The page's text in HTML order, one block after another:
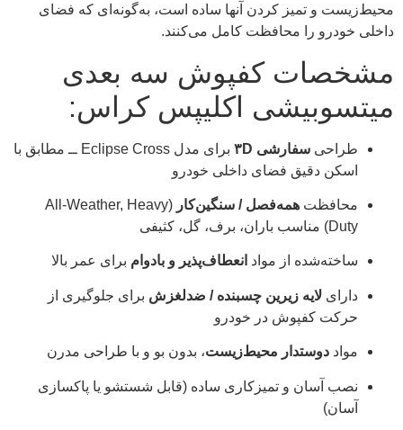
محیط‌زیست و تمیز کردن آنها ساده است، به‌گونه‌ای که فضای
داخلی خودرو را محافظت کامل می‌کنند.
مشخصات کفپوش سه بعدی
میتسوبیشی اکلیپس کراس:
طراحی سفارشی ۳D
برای مدل Eclipse Cross ــ مطابق با
اسکن دقیق فضای داخلی خودرو
محافظت همه‌فصل / سنگین‌کار
(All-Weather, Heavy
Duty) مناسب باران، برف، گل، کثیفی
ساخته‌شده از مواد انعطاف‌پذیر و بادوام برای عمر بالا
دارای لایه زیرین چسبنده / ضدلغزش برای جلوگیری از
حرکت کفپوش در خودرو
مواد دوستدار محیط‌زیست، بدون بو و با طراحی مدرن
نصب آسان و تمیزکاری ساده (قابل شستشو یا پاکسازی
آسان)